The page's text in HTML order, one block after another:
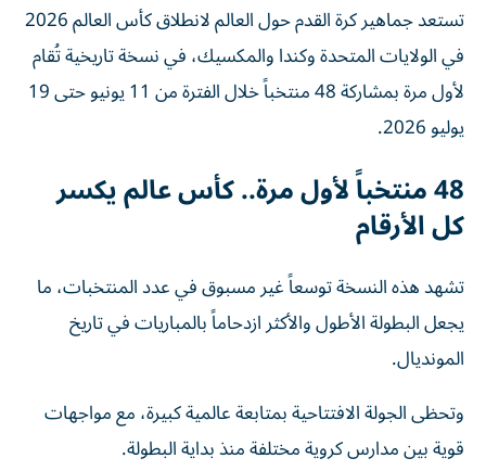
تستعد جماهير كرة القدم حول العالم لانطلاق كأس العالم 2026
في الولايات المتحدة وكندا والمكسيك، في نسخة تاريخية تُقام
لأول مرة بمشاركة 48 منتخباً خلال الفترة من 11 يونيو حتى 19
يوليو 2026.
48 منتخباً لأول مرة.. كأس عالم يكسر
كل الأرقام
تشهد هذه النسخة توسعاً غير مسبوق في عدد المنتخبات، ما
يجعل البطولة الأطول والأكثر ازدحاماً بالمباريات في تاريخ
المونديال.
وتحظى الجولة الافتتاحية بمتابعة عالمية كبيرة، مع مواجهات
قوية بين مدارس كروية مختلفة منذ بداية البطولة.